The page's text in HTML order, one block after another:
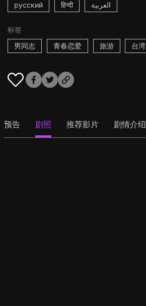
русский हिन्दी العربية
标签
男同志
青春恋爱 旅游 台湾
预告 剧照 推荐影片 剧情介绍